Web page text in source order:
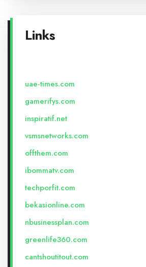
Links
uae-times.com
gamerifys.com
inspiratif.net
vsmsnetworks.com
offthem.com
ibommatv.com
techporfit.com
bekasionline.com
nbusinessplan.com
greenlife360.com
cantshoutitout.com